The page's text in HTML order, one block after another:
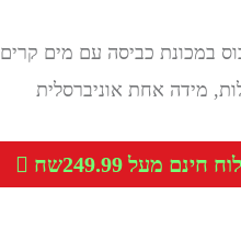
במכונת כביסה עם מים קרים
מידה אחת אוניברסלית
חינם מעל 249.99שח